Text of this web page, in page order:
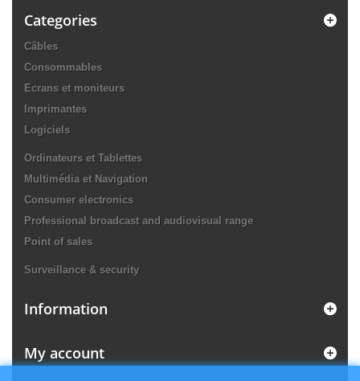
Categories
Câbles
Consommables
Ecrans et moniteurs
Imprimantes
Logiciels
Ordinateurs et Tablettes
Multimédia et Navigation
Consumer electronics
Professional broadcast and audiovisual range
Point of sales
Surveillance & security
Information
My account